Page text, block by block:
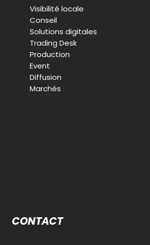
Visibilité locale
Conseil
Solutions digitales
Trading Desk
Production
Event
Diffusion
Marchés
CONTACT